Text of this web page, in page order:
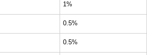
1%
0.5%
0.5%